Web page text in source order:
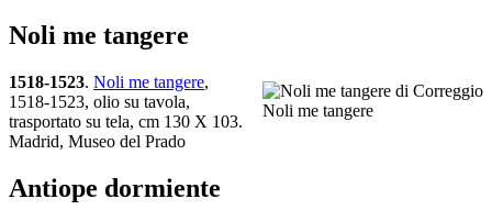
Noli me tangere
Noli me tangere
1518-1523. Noli me tangere,
1518-1523, olio su tavola,
trasportato su tela, cm 130 X 103.
Madrid, Museo del Prado
Antiope dormiente